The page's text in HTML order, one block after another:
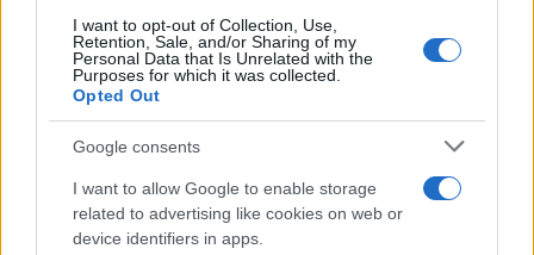
I want to opt-out of Collection, Use,
Retention, Sale, and/or Sharing of my
Personal Data that Is Unrelated with the
Purposes for which it was collected.
Opted Out
Google consents
I want to allow Google to enable storage
related to advertising like cookies on web or
device identifiers in apps.
Nessuno fa nulla: questo video mostra la
connivenza dei “pacifici” coi black bloc
Era atteso, è arrivato: il delirio di Salis sul
poliziotto martellato
E non è nemmeno la prima volta. Gli stessi